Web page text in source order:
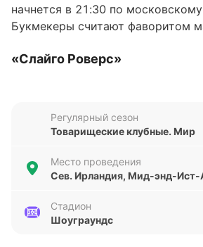
начнется в 21:30 по
Букмекеры считают фаворитом
«Слайго Роверс»
потерпел четыре поражения.
Расселла разошлась миром с
«Сент-Патрикс Атлетик» (0:2) и
«Слайго Роверс» в последнее
Регулярный сезон
Товарищеские клубные. Мир
Место проведения
Сев. Ирландия, Мид-энд-Ист-
Стадион
Шоуграундс